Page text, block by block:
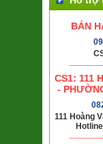
BÁN
CS1: 111
-
111 Hoàng